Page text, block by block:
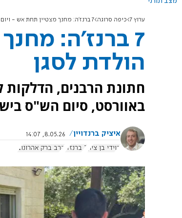
ערוץ 7 כיפה סרוגה 7 ברנז'ה: מחנך מצטיין תחת אש - ויום הולדת לסגן
7 ברנז'ה:
הולדת לסגן
חתונת הרבנים, הדלקות
באוורסט, סיום הש"ס
איציק ברנדויין
8.05.26, 14:07
דוידי בן ציון 7 ברנז'ה הרב ברק אהרונוב